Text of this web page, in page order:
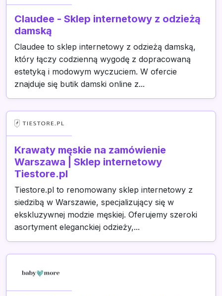
Claudee - Sklep internetowy z odzieżą
damską
Claudee to sklep internetowy z odzieżą damską,
który łączy codzienną wygodę z dopracowaną
estetyką i modowym wyczuciem. W ofercie
znajduje się butik damski online z...
Krawaty męskie na zamówienie
Warszawa | Sklep internetowy
Tiestore.pl
Tiestore.pl to renomowany sklep internetowy z
siedzibą w Warszawie, specjalizujący się w
ekskluzywnej modzie męskiej. Oferujemy szeroki
asortyment eleganckiej odzieży,...